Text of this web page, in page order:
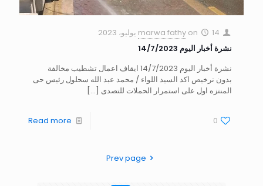
marwa fathy on
14 يوليو، 2023
نشرة أخبار اليوم 14/7/2023
نشرة أخبار اليوم 14/7/2023 ايقاف اعمال تشطيب مخالفة
بدون ترخيص اكد السيد اللواء / محمد عبد الله سحلول رئيس حى
المنتزه اول على استمرار الحملات للتصدى […]
0
Read more
Prev page